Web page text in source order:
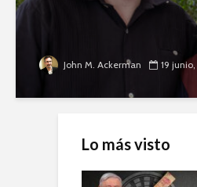
John M. Ackerman 19
Lo más visto